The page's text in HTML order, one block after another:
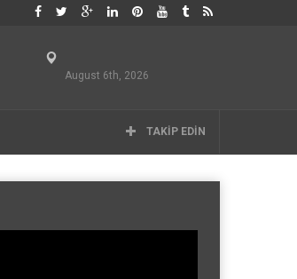
August 6th, 2026
TAKIP EDIN